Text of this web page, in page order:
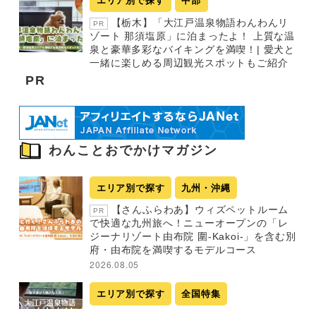
PR
【栃木】「大江戸温泉物語わんわんリ
ゾート 那須塩原」に泊まったよ！ 上質な温
泉と豪華多彩なバイキングを満喫！| 愛犬と
一緒に楽しめる周辺観光スポットもご紹介
PR
わんことおでかけマガジン
エリア別で探す 九州・沖縄
PR
【さんふらわあ】ウィズペットルーム
で快適な九州旅へ！ニューオープンの「レ
ジーナリゾート由布院 圍-Kakoi-」を含む別
府・由布院を満喫するモデルコース
2026.08.05
エリア別で探す 全国特集